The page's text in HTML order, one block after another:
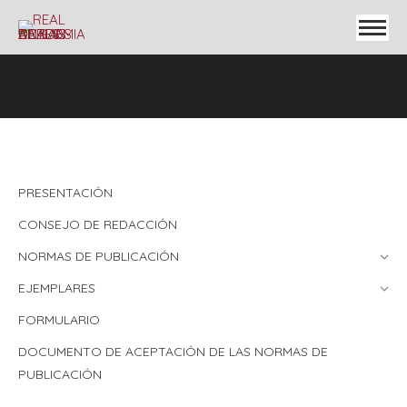
PRESENTACIÓN
CONSEJO DE REDACCIÓN
NORMAS DE PUBLICACIÓN
EJEMPLARES
FORMULARIO
DOCUMENTO DE ACEPTACIÓN DE LAS NORMAS DE
PUBLICACIÓN